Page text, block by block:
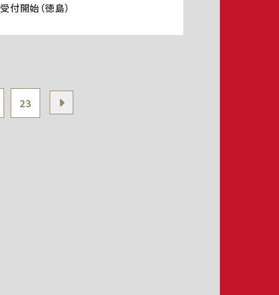
受付開始（徳島）
23